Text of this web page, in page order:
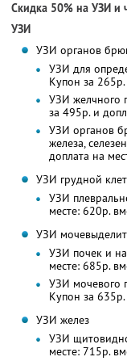
Скидка 50% на УЗИ и
УЗИ
УЗИ органов
УЗИ для
Купон за
УЗИ желчного
за 495р. и
УЗИ органов
железа,
доплата на
УЗИ грудной
УЗИ
месте: 620р.
УЗИ
УЗИ почек и
месте: 685р.
УЗИ мочевого
Купон за
УЗИ желез
УЗИ
месте: 715р.